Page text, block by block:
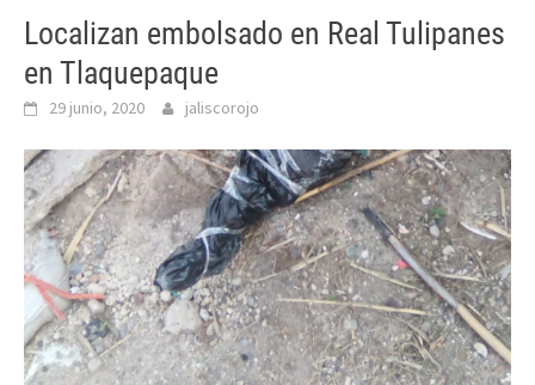
Localizan embolsado en Real Tulipanes
en Tlaquepaque
29 junio, 2020 jaliscorojo